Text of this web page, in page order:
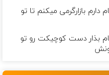
دارم بازارگرمی میكنم تا تو
بذار دست كوچیكت رو تو